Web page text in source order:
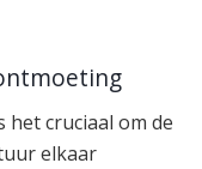
het cruciaal om de
elkaar